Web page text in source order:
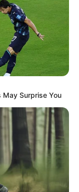
yang wajib ditandai
May Surprise You